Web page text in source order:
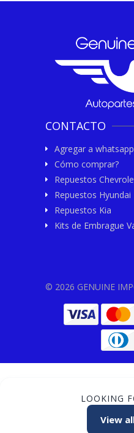
CONTACTO
Agregar a whatsapp
Cómo comprar?
Repuestos
Repuestos Hyundai
Repuestos Kia
Kits de Embrague
© 2026 GENUINE
LOOKING
View